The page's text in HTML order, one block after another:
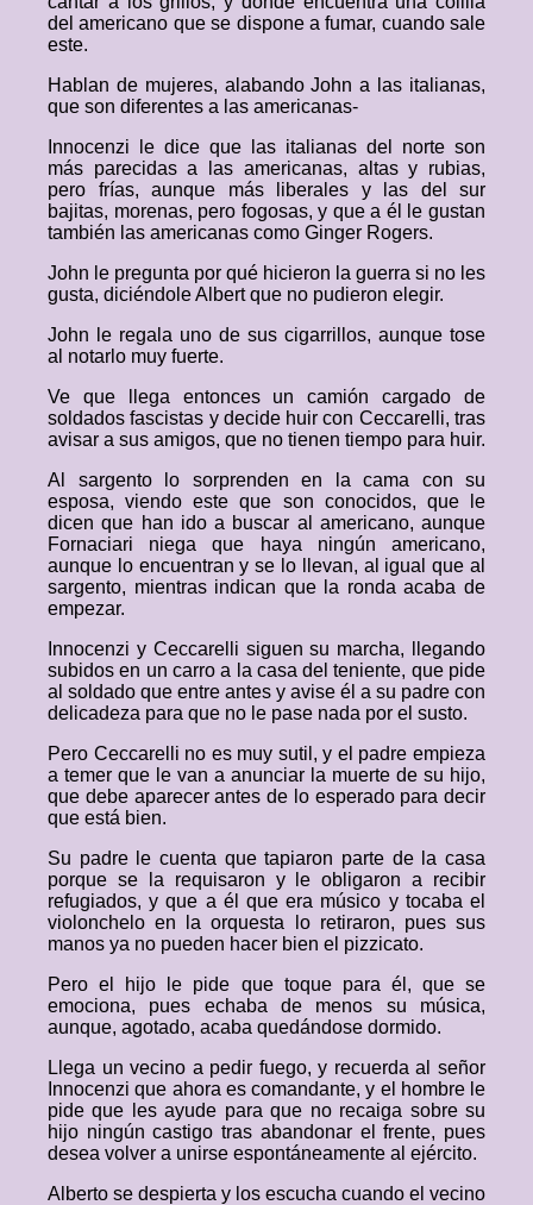
del americano que se dispone a fumar, cuando sale
este.
Hablan de mujeres, alabando John a las italianas,
que son diferentes a las americanas-
Innocenzi le dice que las italianas del norte son
más parecidas a las americanas, altas y rubias,
pero frías, aunque más liberales y las del sur
bajitas, morenas, pero fogosas, y que a él le gustan
también las americanas como Ginger Rogers.
John le pregunta por qué hicieron la guerra si no les
gusta, diciéndole Albert que no pudieron elegir.
John le regala uno de sus cigarrillos, aunque tose
al notarlo muy fuerte.
Ve que llega entonces un camión cargado de
soldados fascistas y decide huir con Ceccarelli, tras
avisar a sus amigos, que no tienen tiempo para huir.
Al sargento lo sorprenden en la cama con su
esposa, viendo este que son conocidos, que le
dicen que han ido a buscar al americano, aunque
Fornaciari niega que haya ningún americano,
aunque lo encuentran y se lo llevan, al igual que al
sargento, mientras indican que la ronda acaba de
empezar.
Innocenzi y Ceccarelli siguen su marcha, llegando
subidos en un carro a la casa del teniente, que pide
al soldado que entre antes y avise él a su padre con
delicadeza para que no le pase nada por el susto.
Pero Ceccarelli no es muy sutil, y el padre empieza
a temer que le van a anunciar la muerte de su hijo,
que debe aparecer antes de lo esperado para decir
que está bien.
Su padre le cuenta que tapiaron parte de la casa
porque se la requisaron y le obligaron a recibir
refugiados, y que a él que era músico y tocaba el
violonchelo en la orquesta lo retiraron, pues sus
manos ya no pueden hacer bien el pizzicato.
Pero el hijo le pide que toque para él, que se
emociona, pues echaba de menos su música,
aunque, agotado, acaba quedándose dormido.
Llega un vecino a pedir fuego, y recuerda al señor
Innocenzi que ahora es comandante, y el hombre le
pide que les ayude para que no recaiga sobre su
hijo ningún castigo tras abandonar el frente, pues
desea volver a unirse espontáneamente al ejército.
Alberto se despierta y los escucha cuando el vecino